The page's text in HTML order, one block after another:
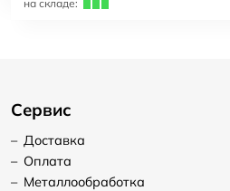
на складе:
Сервис
– Доставка
– Оплата
– Металлообработка